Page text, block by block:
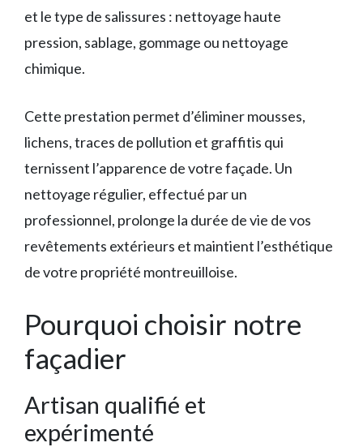
et le type de salissures : nettoyage haute
pression, sablage, gommage ou nettoyage
chimique.
Cette prestation permet d’éliminer mousses,
lichens, traces de pollution et graffitis qui
ternissent l’apparence de votre façade. Un
nettoyage régulier, effectué par un
professionnel, prolonge la durée de vie de vos
revêtements extérieurs et maintient l’esthétique
de votre propriété montreuilloise.
Pourquoi choisir notre
façadier
Artisan qualifié et
expérimenté